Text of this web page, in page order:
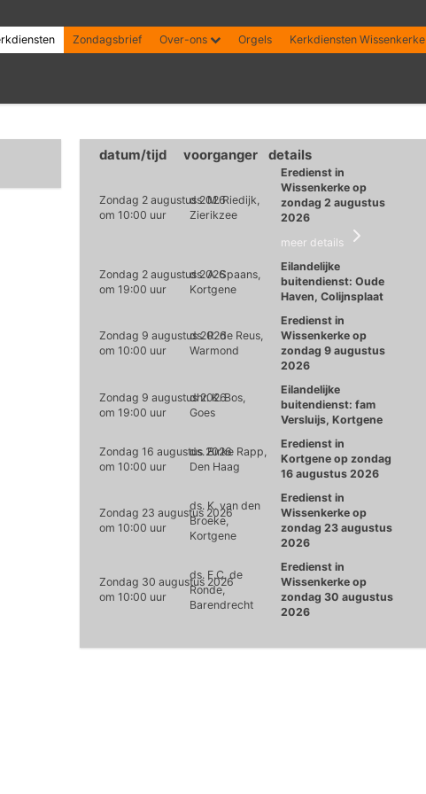
Zondagsbrief Over-ons Orgels Kerkdiensten Wissenkerke
datum/tijd voorganger details
Zondag 2 augustus 2026
om 10:00 uur
ds. M. Riedijk,
Zierikzee
Eredienst in
Wissenkerke op
zondag 2 augustus
2026
meer details
Zondag 2 augustus 2026
om 19:00 uur
ds. A. Spaans,
Kortgene
Eilandelijke
buitendienst: Oude
Haven, Colijnsplaat
Zondag 9 augustus 2026
om 10:00 uur
ds. R. de Reus,
Warmond
Eredienst in
Wissenkerke op
zondag 9 augustus
2026
Zondag 9 augustus 2026
om 19:00 uur
dhr. K. Bos,
Goes
Eilandelijke
buitendienst: fam
Versluijs, Kortgene
Zondag 16 augustus 2026
om 10:00 uur
ds. Birke Rapp,
Den Haag
Eredienst in
Kortgene op zondag
16 augustus 2026
Zondag 23 augustus 2026
om 10:00 uur
ds. K. van den
Broeke,
Kortgene
Eredienst in
Wissenkerke op
zondag 23 augustus
2026
Zondag 30 augustus 2026
om 10:00 uur
ds. F.C. de
Ronde,
Barendrecht
Eredienst in
Wissenkerke op
zondag 30 augustus
2026